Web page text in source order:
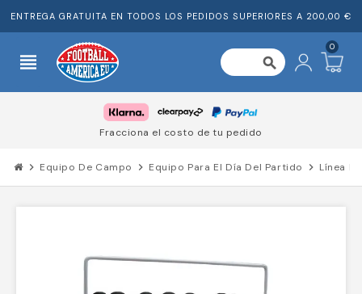
ENTREGA GRATUITA EN TODOS LOS PEDIDOS SUPERIORES A 200,00 €
view_headline search
0
Fracciona el costo de tu pedido
chevron_right Equipo De Campo chevron_right Equipo Para El Día Del Partido chevron_right Línea